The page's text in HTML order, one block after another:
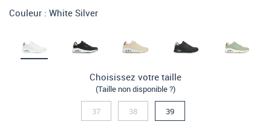
Couleur : White Silver
Choisissez votre taille
(Taille non disponible ?)
37 38 39